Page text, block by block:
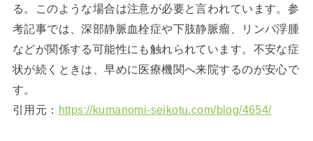
る。このような場合は注意が必要と言われています。参
考記事では、深部静脈血栓症や下肢静脈瘤、リンパ浮腫
などが関係する可能性にも触れられています。不安な症
状が続くときは、早めに医療機関へ来院するのが安心で
す。
引用元： https://kumanomi-seikotu.com/blog/4654/